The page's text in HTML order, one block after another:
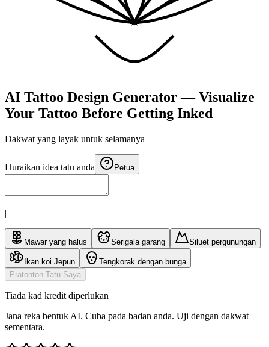
AI Tattoo Design Generator — Visualize
Your Tattoo Before Getting Inked
Dakwat yang layak untuk selamanya
Huraikan idea tatu anda Petua
|
Mawar yang halus Serigala garang Siluet pergunungan
Ikan koi Jepun
Tengkorak dengan bunga
Pratonton Tatu Saya
Tiada kad kredit diperlukan
Jana reka bentuk AI. Cuba pada badan anda. Uji dengan dakwat
sementara.